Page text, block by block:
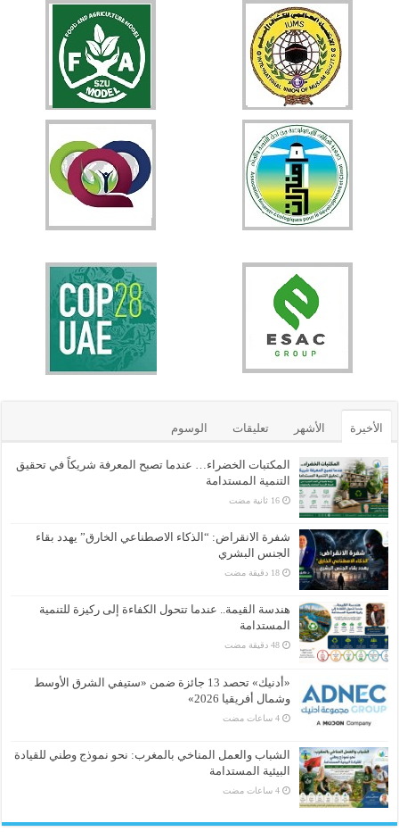
الأخيرة الأشهر تعليقات الوسوم
المكتبات الخضراء… عندما تصبح المعرفة شريكاً في تحقيق
التنمية المستدامة
شفرة الانقراض: “الذكاء الاصطناعي الخارق” يهدد بقاء
الجنس البشري
هندسة القيمة.. عندما تتحول الكفاءة إلى ركيزة للتنمية
المستدامة
«أدنيك» تحصد 13 جائزة ضمن «ستيفي الشرق الأوسط
وشمال أفريقيا 2026»
الشباب والعمل المناخي بالمغرب: نحو نموذج وطني للقيادة
البيئية المستدامة